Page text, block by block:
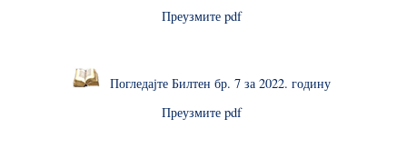
Преузмите pdf
Погледајте Билтен бр. 7 за 2022. годину
Преузмите pdf